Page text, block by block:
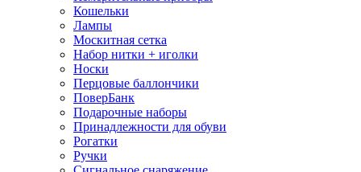
Кошельки
Лампы
Москитная сетка
Набор нитки + иголки
Носки
Перцовые баллончики
ПоверБанк
Подарочные наборы
Принадлежности для обуви
Рогатки
Ручки